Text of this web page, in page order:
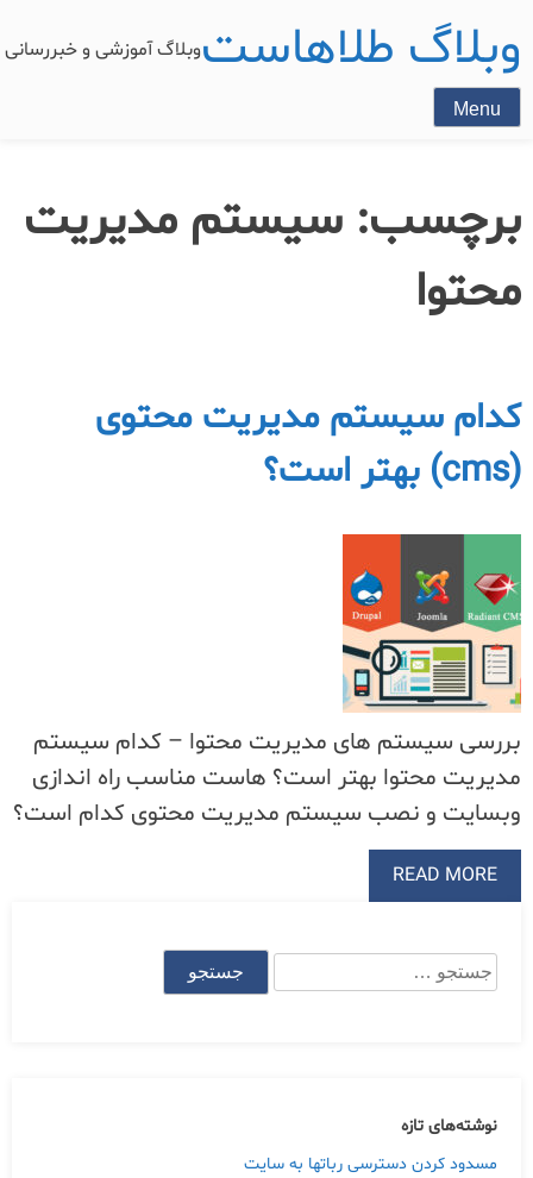
وبلاگ طلاهاستوبلاگ آموزشی و
Menu
برچسب: سیستم مدیریت
محتوا
کدام سیستم مدیریت محتوی
(cms) بهتر است؟
بررسی سیستم های مدیریت محتوا – کدام سیستم
مدیریت محتوا بهتر است؟ هاست مناسب راه اندازی
وبسایت و نصب سیستم مدیریت محتوی کدام است؟
READ MORE
جستجو
برای:
نوشته‌های تازه
مسدود کردن دسترسی رباتها به سایت